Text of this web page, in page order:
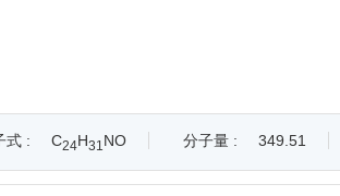
式 : C24H31 NO 分子量 : 349.51